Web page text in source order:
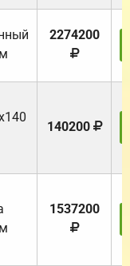
2274200
140200
1537200